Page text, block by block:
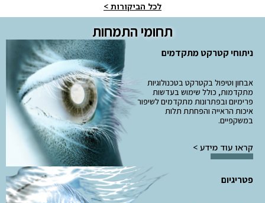
לכל הביקורות >
ניתוחי קטרקט מתקדמים
אבחון וטיפול בקטרקט בטכנולוגיות
מתקדמות, כולל שימוש בעדשות
פרימיום ובפתרונות מתקדמים לשיפור
איכות הראייה והפחתת תלות
במשקפיים.
קראו עוד מידע >
פטריגיום
תחומי התמחות